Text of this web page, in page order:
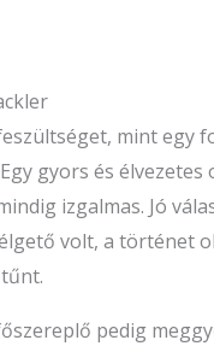
mint egy
gyors és
izgalmas. Jó
volt, a történet
pedig